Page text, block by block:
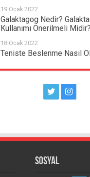
19 Ocak 2022
Galaktagog Nedir?
Kullanımı Önerilmeli Midir?
18 Ocak 2022
Teniste Beslenme Nasıl
Sosyal